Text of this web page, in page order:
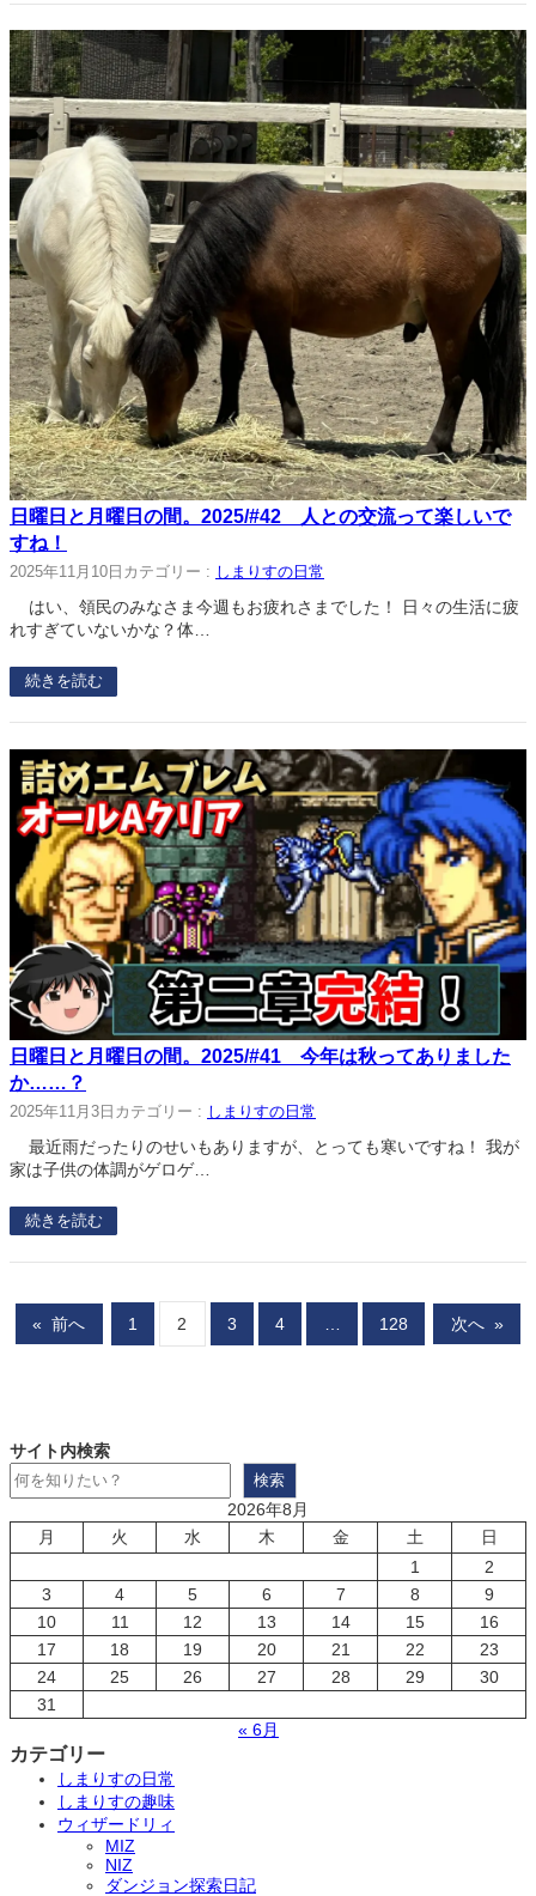
日曜日と月曜日の間。2025/#42 人との交流って楽しいで
すね！
2025年11月10日 カテゴリー : しまりすの日常
はい、領民のみなさま今週もお疲れさまでした！ 日々の生活に疲
れすぎていないかな？体…
続きを読む
日曜日と月曜日の間。2025/#41 今年は秋ってありました
か……？
2025年11月3日 カテゴリー : しまりすの日常
最近雨だったりのせいもありますが、とっても寒いですね！ 我が
家は子供の体調がゲロゲ…
続きを読む
« 前へ 1 2 3 4 128 次へ »
サイト内検索
検索
2026年8月
月
火 水 木 金 土
日
1
2
3
4 5 6 7 8
9
10
11 12 13 14 15
16
17
18 19 20 21 22
23
24
25 26 27 28 29
30
31
« 6月
カテゴリー
しまりすの日常
しまりすの趣味
ウィザードリィ
MIZ
NIZ
ダンジョン探索日記